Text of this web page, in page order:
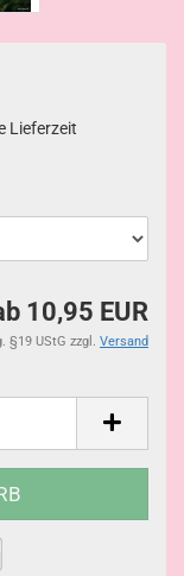
10,95 EUR
§19 UStG zzgl. Versand